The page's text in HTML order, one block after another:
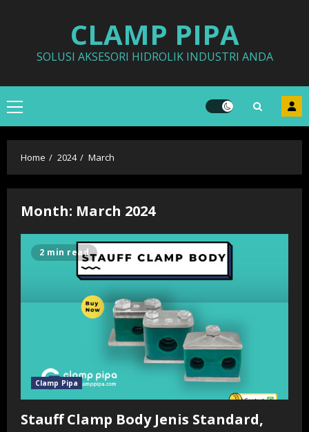
CLAMP PIPA
SOLUSI AKSESORI HIDROLIK INDUSTRI ANDA
Primary
Menu
Home 2024 March
Month: March 2024
2 min read
Clamp Pipa
Stauff Clamp Body Jenis Standard,